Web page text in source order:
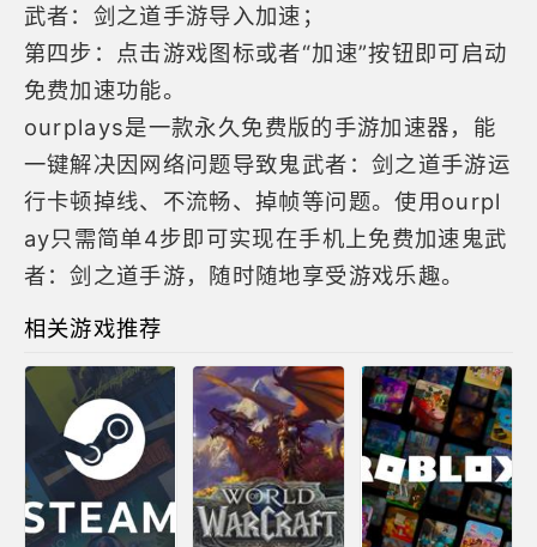
武者：剑之道手游导入加速；
第四步：点击游戏图标或者“加速”按钮即可启动
免费加速功能。
ourplays是一款永久免费版的手游加速器，能
一键解决因网络问题导致鬼武者：剑之道手游运
行卡顿掉线、不流畅、掉帧等问题。使用ourpl
ay只需简单4步即可实现在手机上免费加速鬼武
者：剑之道手游，随时随地享受游戏乐趣。
相关游戏推荐